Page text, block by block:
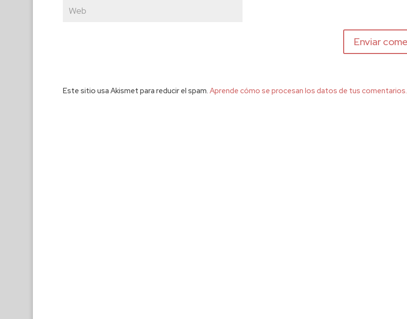
Este sitio usa Akismet para reducir el spam. Aprende cómo se procesan los datos de tus comentarios.